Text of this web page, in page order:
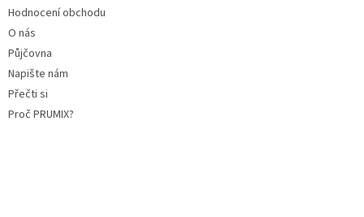
Hodnocení obchodu
O nás
Půjčovna
Napište nám
Přečti si
Proč PRUMIX?